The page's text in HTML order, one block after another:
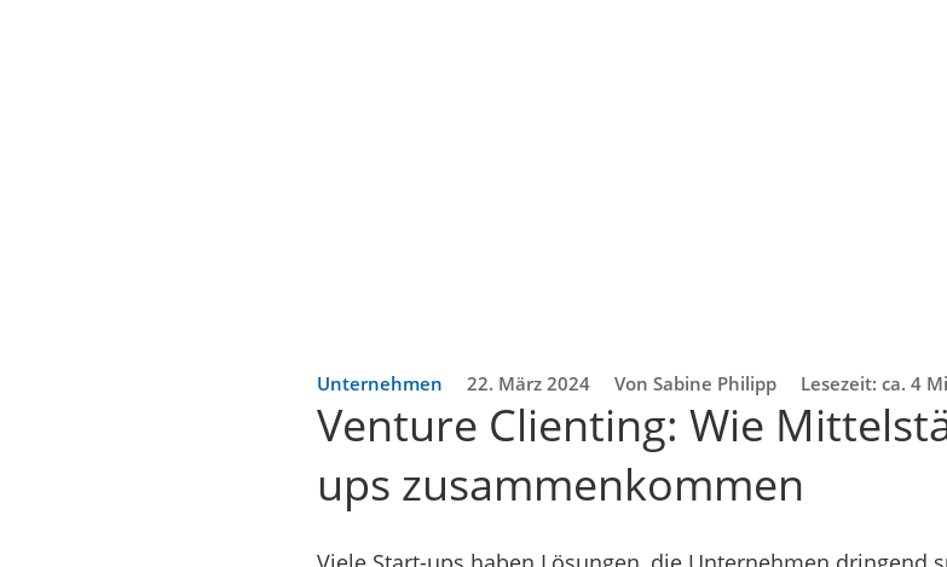
Unternehmen 22. März 2024 Von Sabine Philipp Lesezeit: ca. 4
Venture Clienting: Wie
ups zusammenkommen